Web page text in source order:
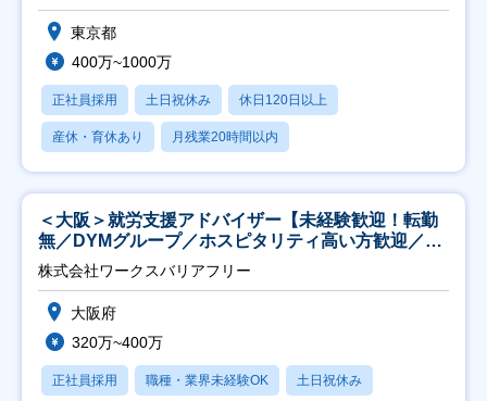
東京都
400万~1000万
正社員採用 土日祝休み 休日120日以上
産休・育休あり 月残業20時間以内
＜大阪＞就労支援アドバイザー【未経験歓迎！転勤
無／DYMグループ／ホスピタリティ高い方歓迎／土
日祝】
株式会社ワークスバリアフリー
大阪府
320万~400万
正社員採用 職種・業界未経験OK 土日祝休み